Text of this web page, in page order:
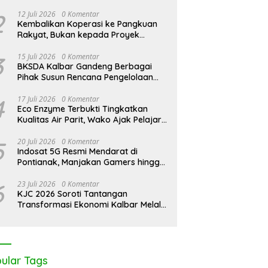
Sisik Haram
12 Juli 2026 0 Komentar
Kembalikan Koperasi ke Pangkuan
Rakyat, Bukan kepada Proyek
15 Juli 2026 0 Komentar
BKSDA Kalbar Gandeng Berbagai
Pihak Susun Rencana Pengelolaan
Karimata 2027-2036
17 Juli 2026 0 Komentar
Eco Enzyme Terbukti Tingkatkan
Kualitas Air Parit, Wako Ajak Pelajar
20 Juli 2026 0 Komentar
Indosat 5G Resmi Mendarat di
Pontianak, Manjakan Gamers hingga
23 Juli 2026 0 Komentar
KJC 2026 Soroti Tantangan
Transformasi Ekonomi Kalbar Melalui
Tags